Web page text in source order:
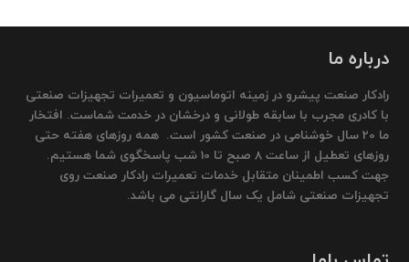
درباره ما
رادکار صنعت پیشرو در زمینه اتوماسیون و تعمیرات تجهیزات صنعتی
با کادری مجرب با سابقه طولانی و درخشان در خدمت شماست. افتخار
ما 20 سال خوشنامی در صنعت کشور است. همه روزهای هفته حتی
روزهای تعطیل از ساعت 8 صبح تا 10 شب پاسخگوی شما هستیم.
جهت کسب اطمینان متقابل خدمات تعمیرات رادکار صنعت روی
تجهیزات صنعتی شامل یک سال گارانتی می باشد.